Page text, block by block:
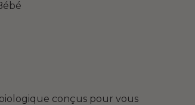
conçus pour vous